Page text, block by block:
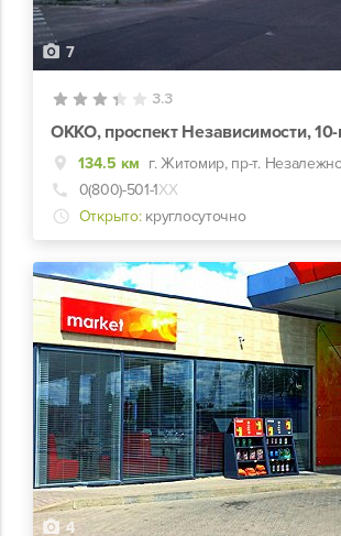
7
3.3
ОККО, проспект Независимости,
134.5 км г. Житомир, пр-т.
0(800)-501-1ХХ
Открыто: круглосуточно
4